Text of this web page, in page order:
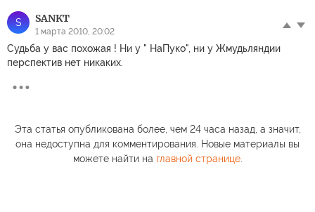
S SANKT
1 марта 2010, 20:02
Cудьба у вас похожая ! Ни у " НаПуко", ни у Жмудьляндии
перспектив нет никаких.
Эта статья опубликована более, чем 24 часа назад, а значит,
она недоступна для комментирования. Новые материалы вы
можете найти на главной странице.